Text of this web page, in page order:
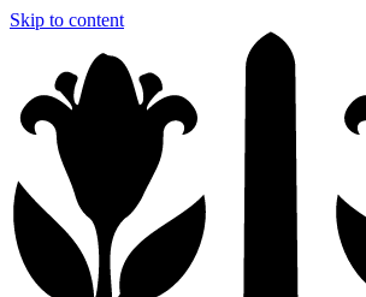
Skip to content